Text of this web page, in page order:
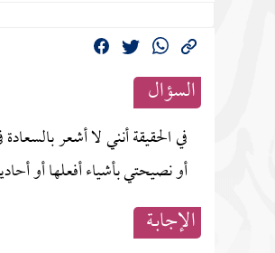
السؤال
في الحقيقة أنني لا أشعر
أو نصيحتي بأشياء أفعلها أو
الإجابــة